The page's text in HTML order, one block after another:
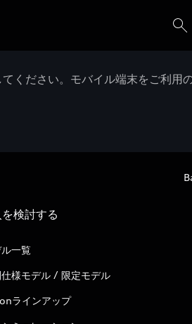
ください。モバイル端末をご利用
検討する
一覧
様モデル / 限定モデル
ラインアップ